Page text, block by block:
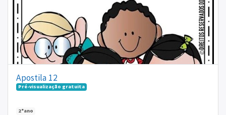
Apostila 12
Pré-visualização gratuita
2°ano